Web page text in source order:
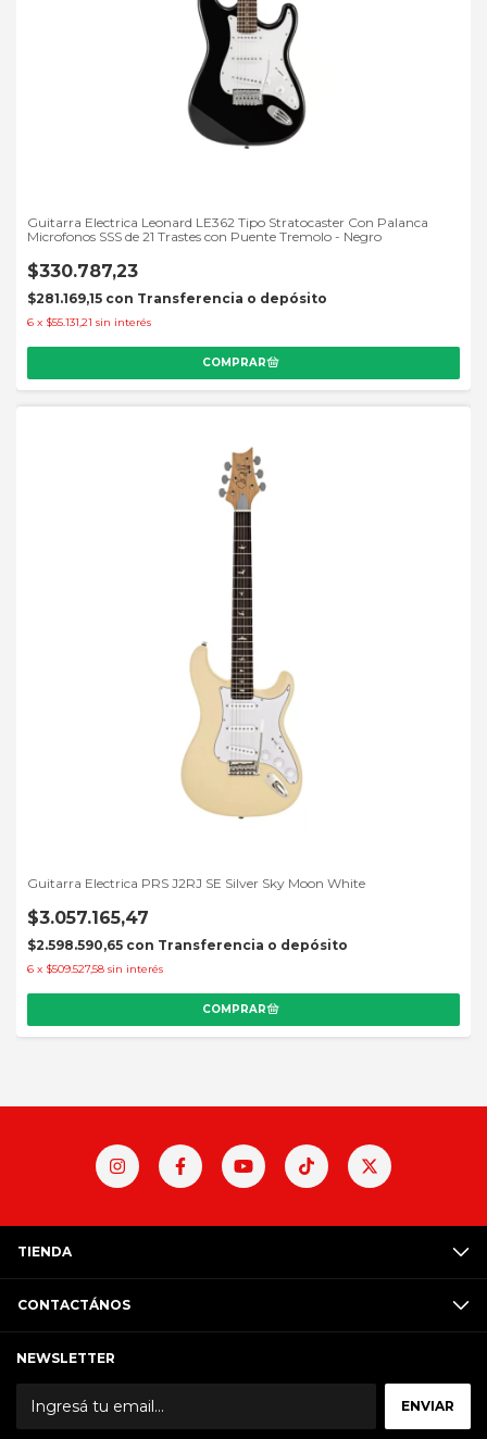
Guitarra Electrica Leonard LE362 Tipo Stratocaster Con Palanca
Microfonos SSS de 21 Trastes con Puente Tremolo - Negro
$330.787,23
$281.169,15 con Transferencia o depósito
6 x $55.131,21 sin interés
Guitarra Electrica PRS J2RJ SE Silver Sky Moon White
$3.057.165,47
$2.598.590,65 con Transferencia o depósito
6 x $509.527,58 sin interés
TIENDA
CONTACTÁNOS
NEWSLETTER